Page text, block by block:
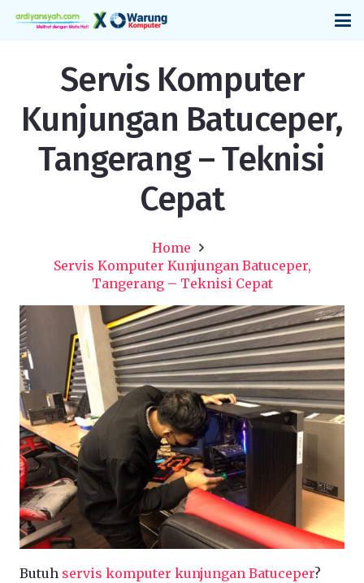
Servis Komputer
Kunjungan Batuceper,
Tangerang – Teknisi
Cepat
Home
Servis Komputer Kunjungan Batuceper,
Tangerang – Teknisi Cepat
Butuh servis komputer kunjungan Batuceper?